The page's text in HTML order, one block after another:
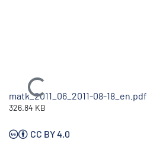
Ladataan...
matk_2011_06_2011-08-18_en.pdf
326.84 KB
CC BY 4.0